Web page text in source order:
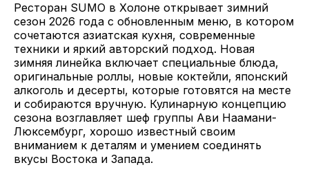
Ресторан SUMO в Холоне открывает зимний
сезон 2026 года с обновленным меню, в котором
сочетаются азиатская кухня, современные
техники и яркий авторский подход. Новая
зимняя линейка включает специальные блюда,
оригинальные роллы, новые коктейли, японский
алкоголь и десерты, которые готовятся на месте
и собираются вручную. Кулинарную концепцию
сезона возглавляет шеф группы Ави Наамани-
Люксембург, хорошо известный своим
вниманием к деталям и умением соединять
вкусы Востока и Запада.